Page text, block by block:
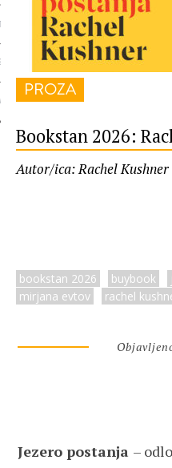
PROZA
Bookstan 2026:
Autor/ica: Rachel Kushner
bookstan 2026 buybook
mirjana evtov
rachel
Jezero postanja –